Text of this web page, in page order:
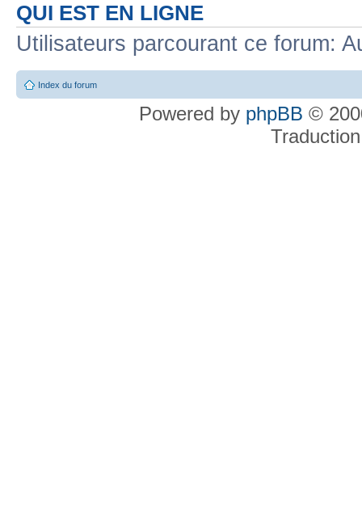
QUI EST EN LIGNE
Utilisateurs parcourant ce forum:
Index du forum
Powered by phpBB ©